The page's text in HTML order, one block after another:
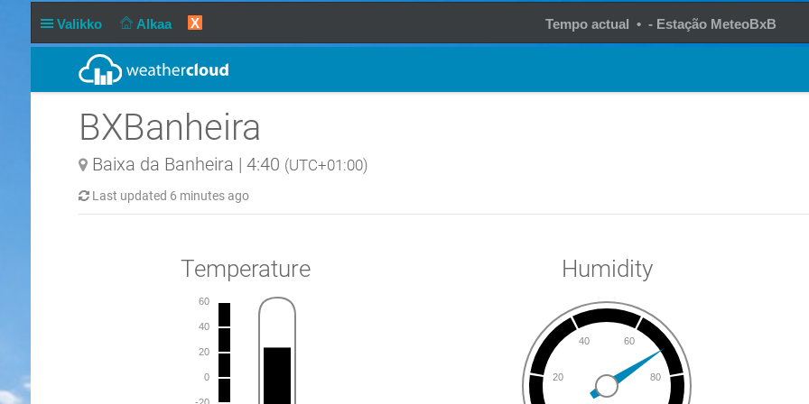
Valikko Alkaa X Tempo actual • - Estação MeteoBxB